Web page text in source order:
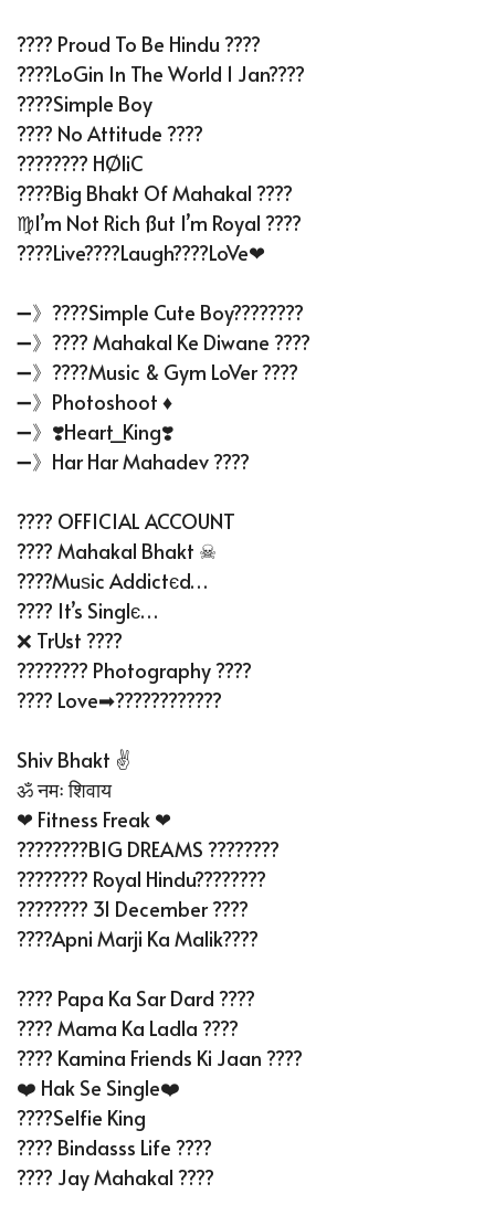
???? Proud To Be Hindu ????
????LoGin In The World 1 Jan????
????Simple Boy
???? No Attitude ????
???????? HØliC
????Big Bhakt Of Mahakal ????️
♍I’m Not Rich SSut I’m Royal ????
????Live????Laugh????LoVe❤
➖》????Simple Cute Boy????????
➖》???? Mahakal Ke Diwane ????
➖》????Music & Gym LoVer ????
➖》Photoshoot ♦️
➖》❣️Heart_King❣️
➖》Har Har Mahadev ????
???? OFFICIAL ACCOUNT
???? Mahakal Bhakt ☠
????Muѕic Addictєd…
???? It’s Singlє…
❌ TrUst ????
???????? Photography ????
???? Love➡????????????
Shiv Bhakt ✌
ॐ नमः शिवाय
❤ Fitness Freak ❤
????????BIG DREAMS ????????
???????? Royal Hindu????????
???????? 31 December ????
????Apni Marji Ka Malik????
???? Papa Ka Sar Dard ????
???? Mama Ka Ladla ????
???? Kamina Friends Ki Jaan ????
❤️ Hak Se Single❤️
????Selfie King
???? Bindasss Life ????
???? Jay Mahakal ????